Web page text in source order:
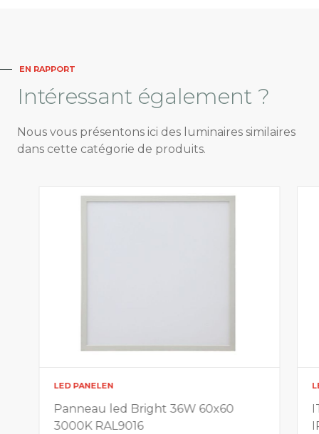
EN RAPPORT
Intéressant également ?
Nous vous présentons ici des luminaires similaires
dans cette catégorie de produits.
LED PANELEN
Panneau led Bright 36W 60x60
3000K RAL9016